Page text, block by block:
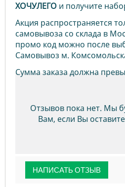
ХОЧУЛЕГО и получите
Акция распространяется
самовывоза со склада в
промо код можно после
Самовывоз м.
Сумма заказа должна
Отзывов пока нет. Мы
Вам, если Вы
НАПИСАТЬ ОТЗЫВ